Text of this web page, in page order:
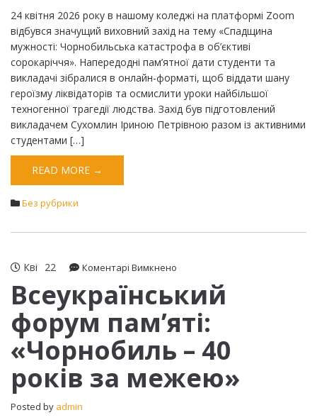
24 квітня 2026 року в нашому коледжі на платформі Zoom
відбувся значущий виховний захід на тему «Спадщина
мужності: Чорнобильська катастрофа в об’єктиві
сорокаріччя». Напередодні пам’ятної дати студенти та
викладачі зібралися в онлайн-форматі, щоб віддати шану
героїзму ліквідаторів та осмислити уроки найбільшої
техногенної трагедії людства. ​Захід був підготовлений
викладачем Сухомлин Іриною Петрівною разом із активними
студентами […]
READ MORE →
Без рубрики
Кві 22 Коментарі Вимкнено
Всеукраїнський
форум
пам’яті:
«Чорнобиль
40
років
за
Всеукраїнський
форум пам’яті:
«Чорнобиль – 40
років за межею»
Posted by admin